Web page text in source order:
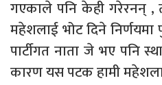
गएकाले पनि केही गरेरनन् ,
महेशलाई भोट दिने
पार्टीगत नाता जे भए पनि
कारण यस पटक हामी